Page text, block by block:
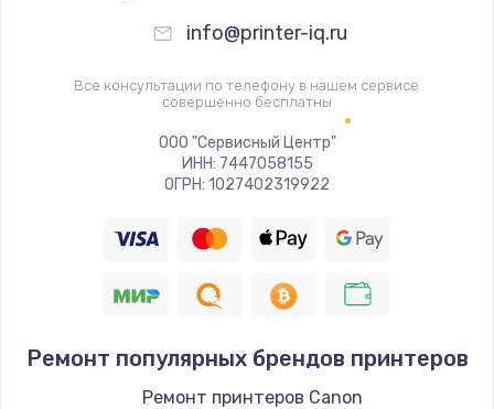
890 руб.
Заказать
Замена экрана
Заказать
Замена северного моста
Заказать
info@printer-iq.ru
Все консультации по телефону в нашем сервисе
совершенно бесплатны
ООО "Сервисный Центр"
ИНН: 7447058155
ОГРН: 1027402319922
Ремонт популярных брендов принтеров
Ремонт принтеров Canon